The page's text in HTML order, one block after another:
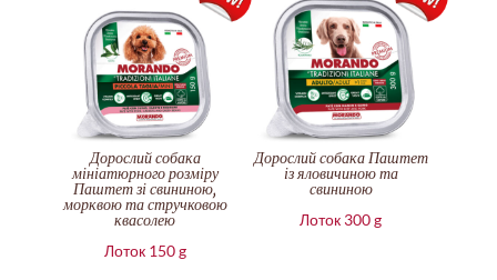
Дорослий собака
мініатюрного розміру
Паштет зі свининою,
морквою та стручковою
квасолею
Лоток 150 g
Дорослий собака Паштет
із яловичиною та
свининою
Лоток 300 g